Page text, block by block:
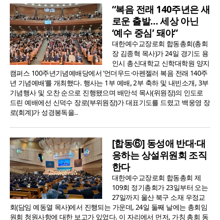
“복음 전래 140주년은 새
로운 출발… 세상 아닌
‘예수 중심’ 돼야”
대한예수교장로회 합동총회(총회
장 김종혁 목사)가 24일 경기도 용
인시 총신대학교 신학대학원 양지
캠퍼스 100주년기념예배당에서 ‘언더우드·아펜젤러 복음 전래 140주
년 기념예배’를 개최했다. 행사는 1부 예배, 2부 축하 및 내빈소개, 3부
기념행사 및 오찬 순으로 진행됐으며 배만석 목사(위원장)의 인도로
드린 예배에선 신덕수 장로(부위원장)가 대표기도를 드렸고 백웅영 장
로(회계)가 성경봉독을..
[합동⑥] 동성애 반대·대
응하는 상설위원회 조직
한다
대한예수교장로회 합동총회 제
109회 정기총회가 23일부터 오는
27일까지 울산 북구 소재 우정교
회(담임 예동열 목사)에서 진행되는 가운데, 24일 둘째 날에는 총회임
원회 청원사항에 대한 보고가 있었다. 이 자리에서 먼저, 가칭 총회 동